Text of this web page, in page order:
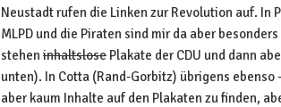
Neustadt rufen die Linken zur Revolution auf.
MLPD und die Piraten sind mir da aber
stehen inhaltslose Plakate der CDU und dann
unten). In Cotta (Rand-Gorbitz) übrigens
aber kaum Inhalte auf den Plakaten zu finden,